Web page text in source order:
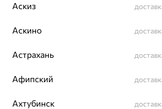
Архив акций
На информационном ресурсе
Политика конфеденциальности
Аскиз
Аскино
Астрахань
Афипский
Ахтубинск